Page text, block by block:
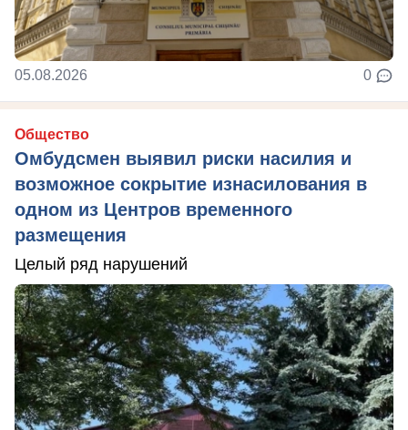
05.08.2026 0
Общество
Омбудсмен выявил риски насилия и
возможное сокрытие изнасилования в
одном из Центров временного
размещения
Целый ряд нарушений